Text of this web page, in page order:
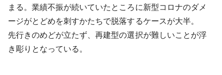
まる。業績不振が続いていたところに新型コロナのダメ
ージがとどめを刺すかたちで脱落するケースが大半。
先行きのめどが立たず、再建型の選択が難しいことが浮
き彫りとなっている。